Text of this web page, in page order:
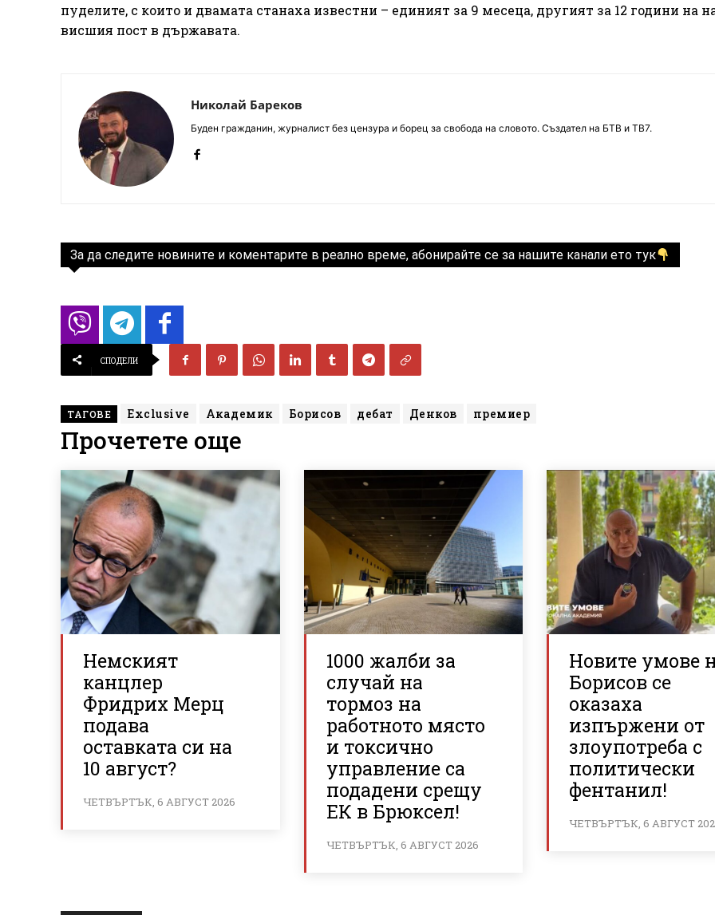
пуделите, с които и двамата станаха известни – единият за 9 месеца, другият за 12 години на
висшия пост в държавата.
Николай Бареков
Буден гражданин, журналист без цензура и борец за свобода на словото. Създател на БТВ и ТВ7.
За да следите новините и коментарите в реално време, абонирайте се за нашите канали ето тук
СПОДЕЛИ
ТАГОВЕ Exclusive Академик Борисов дебат Денков премиер
Прочетете още
Немският
канцлер
Фридрих Мерц
подава
оставката си на
10 август?
ЧЕТВЪРТЪК, 6 АВГУСТ 2026
1000 жалби за
случай на
тормоз на
работното място
и токсично
управление са
подадени срещу
ЕК в Брюксел!
ЧЕТВЪРТЪК, 6 АВГУСТ 2026
Новите умове
Борисов се
оказаха
изпържени от
злоупотреба с
политически
фентанил!
ЧЕТВЪРТЪК, 6 АВГУСТ